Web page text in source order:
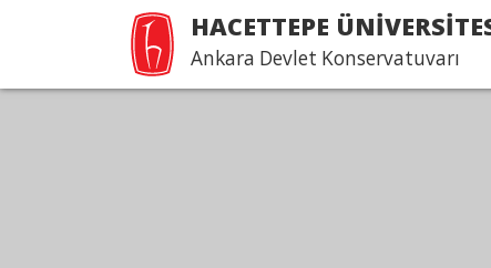
HACETTEPE
Ankara Devlet Konservatuvarı